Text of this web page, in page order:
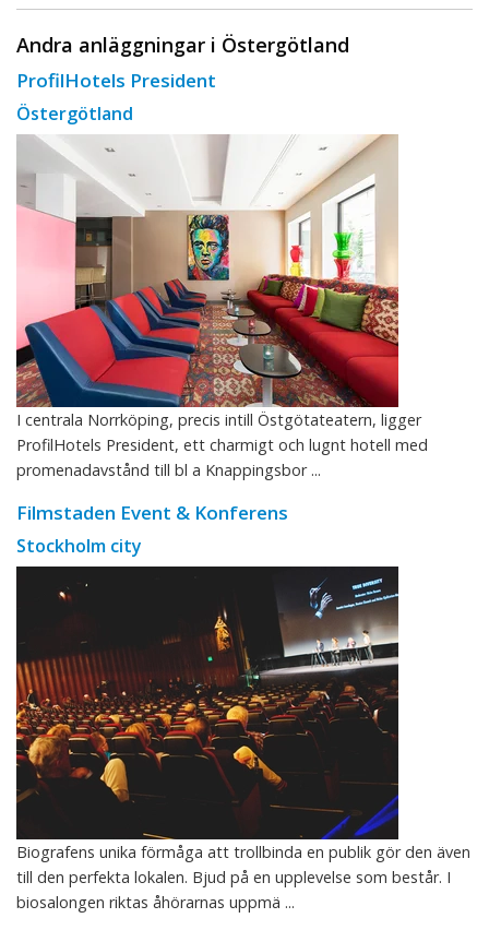
Andra anläggningar i Östergötland
ProfilHotels President
Östergötland
I centrala Norrköping, precis intill Östgötateatern, ligger
ProfilHotels President, ett charmigt och lugnt hotell med
promenadavstånd till bl a Knappingsbor ...
Filmstaden Event & Konferens
Stockholm city
Biografens unika förmåga att trollbinda en publik gör den även
till den perfekta lokalen. Bjud på en upplevelse som består. I
biosalongen riktas åhörarnas uppmä ...